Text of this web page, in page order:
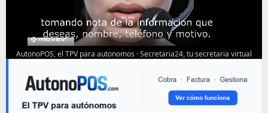
AutonoPOS, el TPV para autonomos ·Secretaria24, tu secretaria virtual